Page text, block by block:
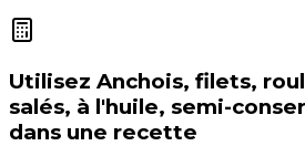
Utilisez Anchois, filets,
salés, à l'huile, semi-
dans une recette